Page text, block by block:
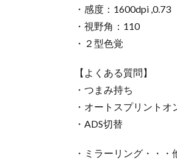
・感度：1600dpi ,0.73
・視野角：110
・２型色覚
【よくある質問】
・つまみ持ち
・オートスプリントオ
・ADS切替
・ミラーリング・・